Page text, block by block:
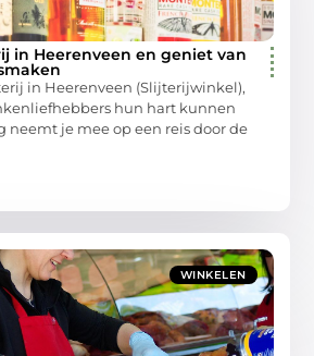
in Heerenveen en geniet van
in Heerenveen (Slijterijwinkel),
hun hart kunnen
neemt je mee op een reis door de
WINKELEN